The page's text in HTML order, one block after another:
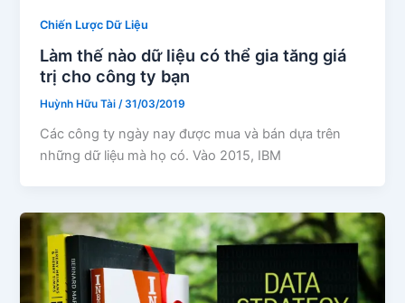
Chiến Lược Dữ Liệu
Làm thế nào dữ liệu có thể gia tăng giá
trị cho công ty bạn
Huỳnh Hữu Tài/31/03/2019
Các công ty ngày nay được mua và bán dựa trên
những dữ liệu mà họ có. Vào 2015, IBM